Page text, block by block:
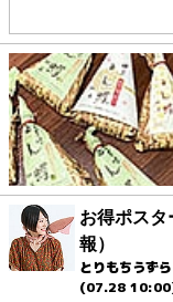
お得ポス
報）
とりもちうずら
(07.28